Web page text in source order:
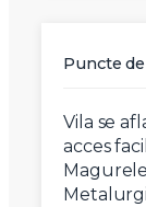
Puncte
Vila se
acces